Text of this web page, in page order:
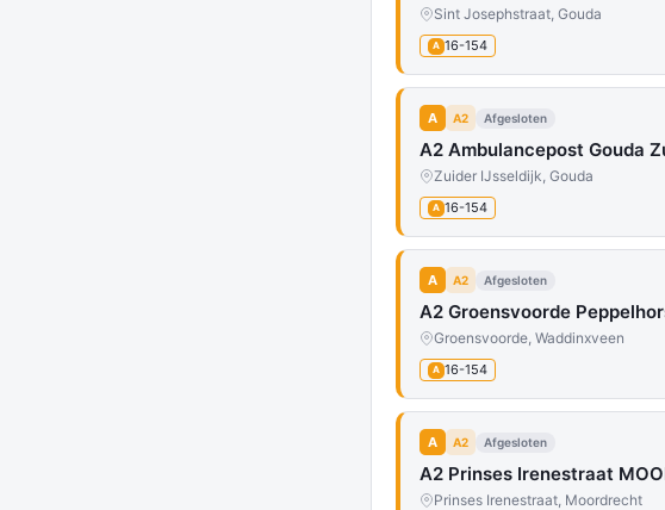
Sint Josephstraat, Gouda
A 16-154
A A2 Afgesloten
A2 Ambulancepost Gouda
Zuider IJsseldijk, Gouda
A 16-154
A A2 Afgesloten
A2 Groensvoorde
Groensvoorde, Waddinxveen
A 16-154
A A2 Afgesloten
A2 Prinses Irenestraat
Prinses Irenestraat, Moordrecht